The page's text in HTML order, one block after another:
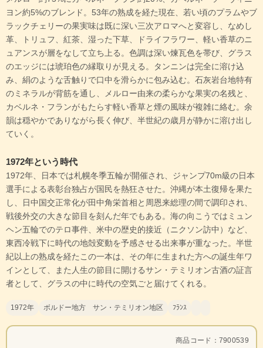
ヨン約5%のブレンド。53年の熟成を経た現在、若い頃のプラムやブ
ラックチェリーの果実味は既に深い三次アロマへと変容し、なめし
革、トリュフ、紅茶、湿った下草、ドライフラワー、軽い香草のニ
ュアンスが層をなして立ち上る。色調は深い煉瓦色を帯び、グラス
のエッジには琥珀色の縁取りが見える。タンニンは完全に溶け込
み、絹のような舌触りで口中を滑らかに包み込む。石灰岩台地特有
のミネラルが背筋を通し、メルロー由来の柔らかな果実の名残と、
カベルネ・フランがもたらす軽い香草と煙の風味が複雑に絡む。余
韻は穏やかでありながら長く伸び、半世紀の歳月が静かに溶け出し
ていく。
1972年という時代
1972年、日本では札幌冬季五輪が開催され、ジャンプ70m級の日本
選手による表彰台独占が国民を熱狂させた。沖縄が本土復帰を果た
し、日中国交正常化が田中角栄首相と周恩来総理の間で調印され、
戦後外交の大きな節目を刻んだ年でもある。海の向こうではミュン
ヘン五輪でのテロ事件、米中の歴史的接近（ニクソン訪中）など、
東西冷戦下に時代の地殻変動を予感させる出来事が重なった。半世
紀以上の熟成を経たこの一本は、その年に生まれた方への誕生年ワ
インとして、また人生の節目に開けるサン・テミリオン古酒の証言
者として、グラスの中に時代の空気ごと届けてくれる。
1972年 ボルドー地方 サン・テミリオン地区 ﾌﾗﾝｽ
商品コード：7900539